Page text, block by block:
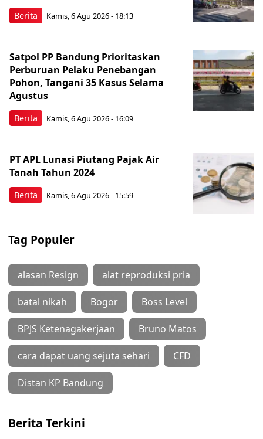
Berita Kamis, 6 Agu 2026 - 18:13
Berita
Satpol PP Bandung Prioritaskan
Perburuan Pelaku Penebangan
Pohon, Tangani 35 Kasus Selama
Agustus
Kamis, 6 Agu 2026 - 16:09
Berita
PT APL Lunasi Piutang Pajak Air
Tanah Tahun 2024
Kamis, 6 Agu 2026 - 15:59
Tag Populer
alasan Resign alat reproduksi pria
batal nikah Bogor Boss Level
BPJS Ketenagakerjaan Bruno Matos
cara dapat uang sejuta sehari CFD
Distan KP Bandung
Berita Terkini